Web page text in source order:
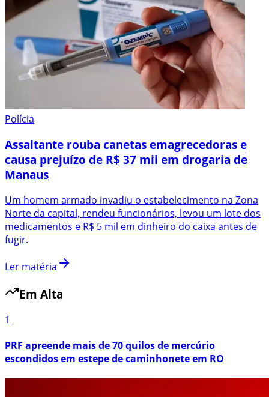
Polícia
Assaltante rouba canetas emagrecedoras e
causa prejuízo de R$ 37 mil em drogaria de
Manaus
Um homem armado invadiu o estabelecimento na Zona
Norte da capital, rendeu funcionários, levou um lote dos
medicamentos e R$ 5 mil em dinheiro do caixa antes de
fugir.
Ler matéria
Em Alta
1
PRF apreende mais de 70 quilos de mercúrio
escondidos em estepe de caminhonete em RO